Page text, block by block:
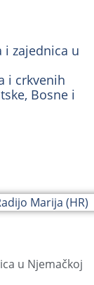
i zajednica u
i crkvenih
Bosne i
u Njemačkoj